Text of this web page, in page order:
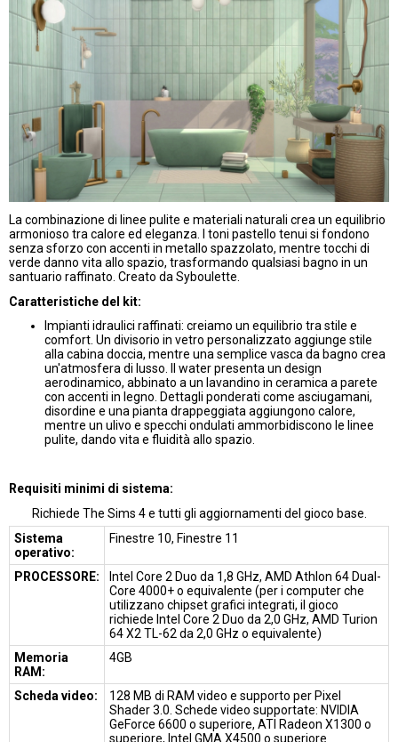
La combinazione di linee pulite e materiali naturali crea un equilibrio
armonioso tra calore ed eleganza. I toni pastello tenui si fondono
senza sforzo con accenti in metallo spazzolato, mentre tocchi di
verde danno vita allo spazio, trasformando qualsiasi bagno in un
santuario raffinato. Creato da Syboulette.
Caratteristiche del kit:
Impianti idraulici raffinati: creiamo un equilibrio tra stile e
comfort. Un divisorio in vetro personalizzato aggiunge stile
alla cabina doccia, mentre una semplice vasca da bagno crea
un'atmosfera di lusso. Il water presenta un design
aerodinamico, abbinato a un lavandino in ceramica a parete
con accenti in legno. Dettagli ponderati come asciugamani,
disordine e una pianta drappeggiata aggiungono calore,
mentre un ulivo e specchi ondulati ammorbidiscono le linee
pulite, dando vita e fluidità allo spazio.
Requisiti minimi di sistema:
Richiede The Sims 4 e tutti gli aggiornamenti del gioco base.
Sistema
operativo:
Finestre 10, Finestre 11
PROCESSORE:
Intel Core 2 Duo da 1,8 GHz, AMD Athlon 64 Dual-
Core 4000+ o equivalente (per i computer che
utilizzano chipset grafici integrati, il gioco
richiede Intel Core 2 Duo da 2,0 GHz, AMD Turion
64 X2 TL-62 da 2,0 GHz o equivalente)
Memoria
RAM:
4GB
Scheda video:
128 MB di RAM video e supporto per Pixel
Shader 3.0. Schede video supportate: NVIDIA
GeForce 6600 o superiore, ATI Radeon X1300 o
superiore, Intel GMA X4500 o superiore